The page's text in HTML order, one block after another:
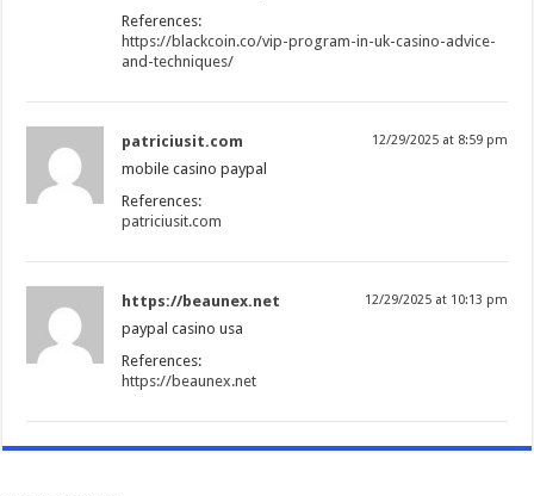
References:
https://blackcoin.co/vip-program-in-uk-casino-advice-
and-techniques/
patriciusit.com 12/29/2025 at 8:59 pm
mobile casino paypal
References:
patriciusit.com
https://beaunex.net 12/29/2025 at 10:13 pm
paypal casino usa
References:
https://beaunex.net